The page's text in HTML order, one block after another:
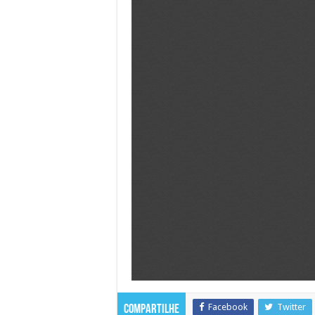
Compartilhe Facebook Twitter